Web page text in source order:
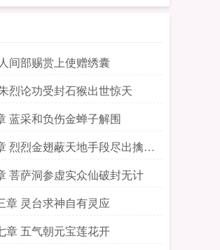
间部赐赏上使赠绣囊
烈论功受封石猴出世惊天
蓝采和负伤金蝉子解围
烈烈金翅蔽天地手段尽出擒神
菩萨洞参虚实众仙破封无计
章 灵台求神自有灵应
章 五气朝元宝莲花开